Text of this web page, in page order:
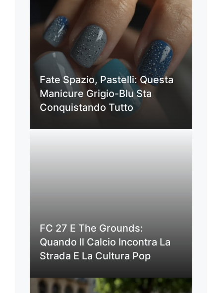
Fate Spazio, Pastelli: Questa
Manicure Grigio-Blu Sta
Conquistando Tutto
FC 27 E The Grounds:
Quando Il Calcio Incontra La
Strada E La Cultura Pop